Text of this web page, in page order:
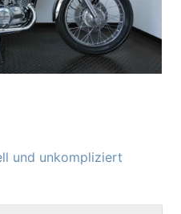
und unkompliziert